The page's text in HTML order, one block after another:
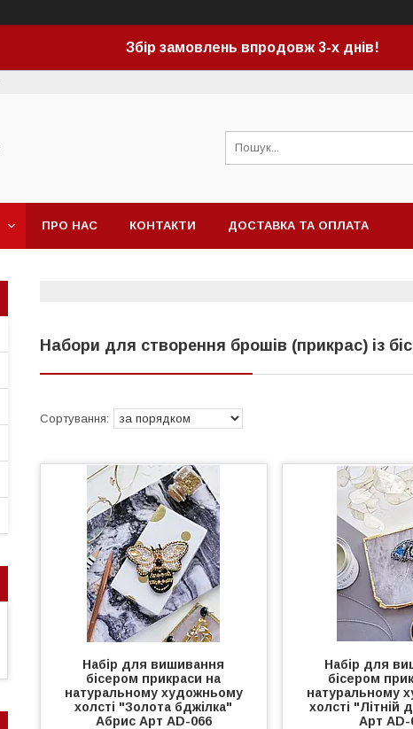
Збір замовлень впродовж 3-х днів!
ПРО НАС КОНТАКТИ ДОСТАВКА ТА ОПЛАТА
Набори для створення брошів (прикрас) із
Набір для вишивання
бісером прикраси на
натуральному художньому
холсті "Золота бджілка"
Абрис Арт AD-066
Набір для
бісером
натуральному
холсті "Літній
Арт AD-